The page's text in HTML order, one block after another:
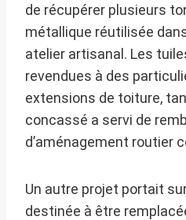
de récupérer plusieurs
métallique réutilisée
atelier artisanal. Les
revendues à des
extensions de toiture,
concassé a servi de
d’aménagement routier
Un autre projet portait
destinée à être